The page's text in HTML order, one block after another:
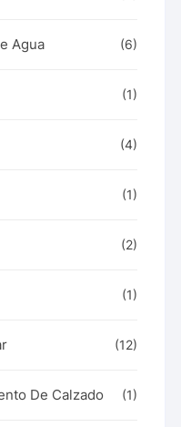
Agua (6)
(1)
(4)
(1)
(2)
(1)
(12)
De Calzado (1)